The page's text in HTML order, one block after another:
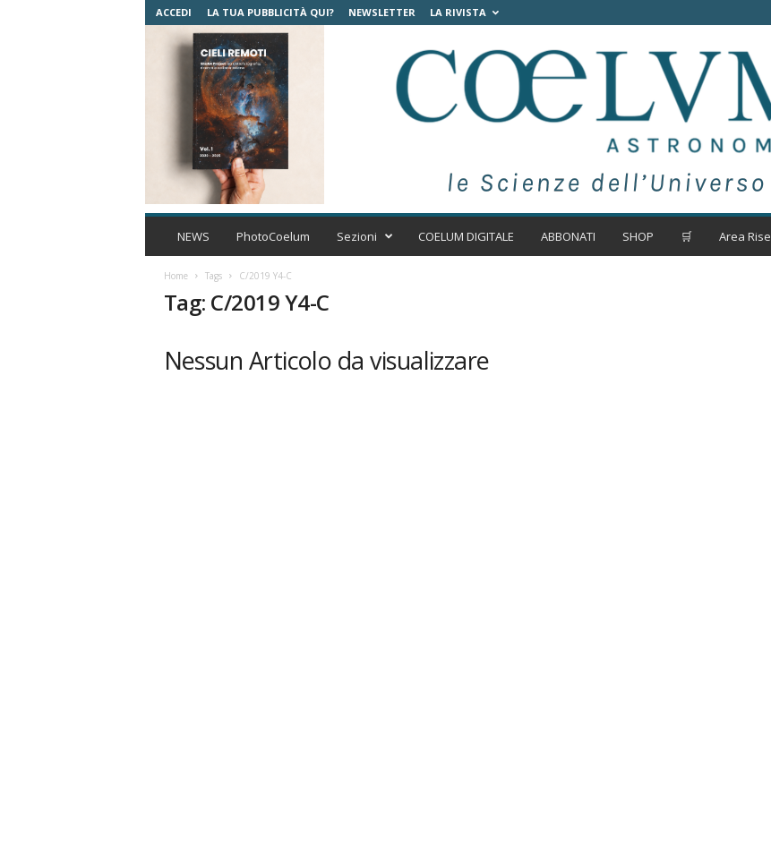
ACCEDI LA TUA PUBBLICITÀ QUI? NEWSLETTER LA RIVISTA
C
m
t
NEWS PhotoCoelum Sezioni COELUM DIGITALE ABBONATI SHOP 🛒 Area
Home Tags C/2019 Y4-C
Tag: C/2019 Y4-C
Nessun Articolo da visualizzare